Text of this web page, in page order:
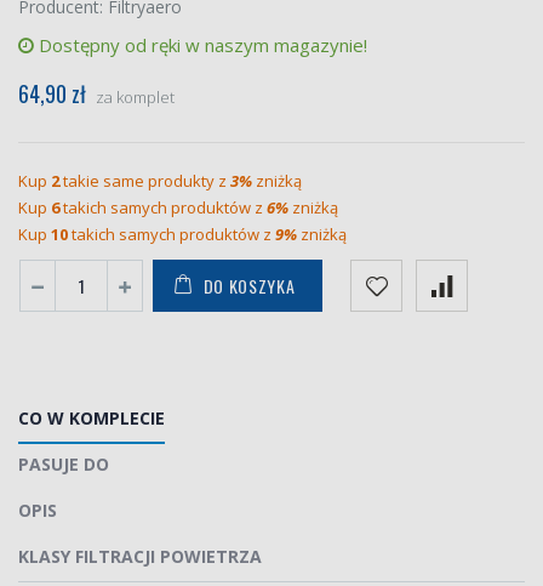
Producent: Filtryaero
Dostępny od ręki w naszym magazynie!
64,90 zł za komplet
Kup 2takie same produkty z 3% zniżką
Kup 6takich samych produktów z 6% zniżką
Kup 10takich samych produktów z 9% zniżką
DO KOSZYKA
CO W KOMPLECIE
PASUJE DO
OPIS
KLASY FILTRACJI POWIETRZA